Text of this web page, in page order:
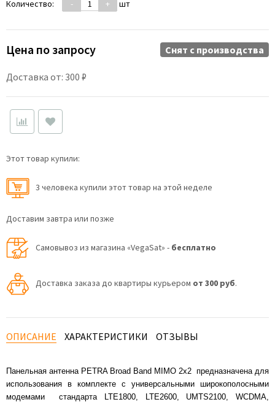
Количество: - + шт
Цена по запросу
Доставка от: 300 ₽
Снят c производства
Этот товар купили:
3 человекa купили этот товар на этой неделе
Доставим завтра или позже
Самовывоз из магазина «VegaSat» - бесплатно
Доставка заказа до квартиры курьером от 300 руб.
ОПИСАНИЕ ХАРАКТЕРИСТИКИ ОТЗЫВЫ
Панельная антенна PETRA Broad Band MIMO 2x2 предназначена для
использования в комплекте с универсальными широкополосными
модемами стандарта LTE1800, LTE2600, UMTS2100, WCDMA,